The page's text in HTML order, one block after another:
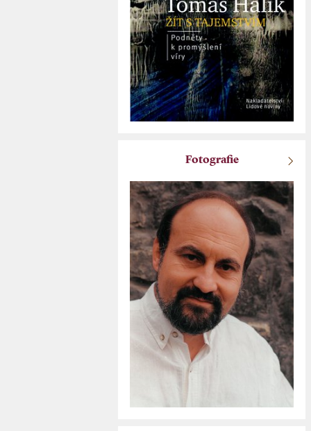
Fotografie